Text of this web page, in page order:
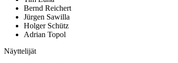
Bernd Reichert
Jürgen Sawilla
Holger Schütz
Adrian Topol
Näyttelijät